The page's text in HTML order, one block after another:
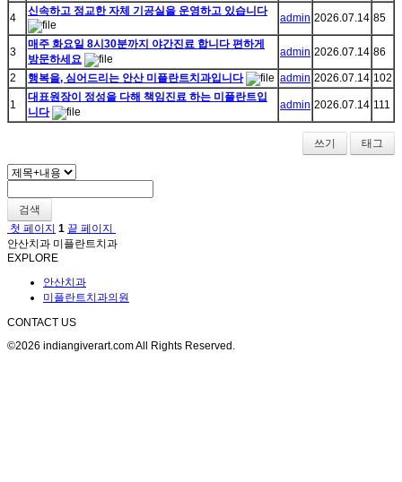
4
신속하고 정교한 자체 기공실을 운영하고 있습니다
admin 2026.07.14 85
3
매주 화요일 8시30분까지 야간진료 합니다 편하게
방문하세요
admin 2026.07.14 86
2 행복을, 심어드리는 안산 미플란트치과입니다 admin 2026.07.14 102
1
대표원장이 정성을 다해 책임진료 하는 미플란트입
니다
admin 2026.07.14 111
쓰기 태그
검색
첫 페이지 1 끝 페이지
안산치과 미플란트치과
EXPLORE
안산치과
미플란트치과의원
CONTACT US
©2026 indiangiverart.com All Rights Reserved.